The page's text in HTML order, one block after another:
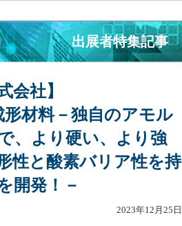
出展者特集記事
会社】
形材料－独自のアモル
、より硬い、より強
性と酸素バリア性を持
開発！－
2023年12月25日